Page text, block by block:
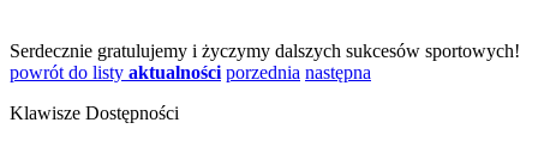
Serdecznie gratulujemy i życzymy dalszych sukcesów sportowych!
powrót do listy aktualności porzednia następna
Klawisze Dostępności